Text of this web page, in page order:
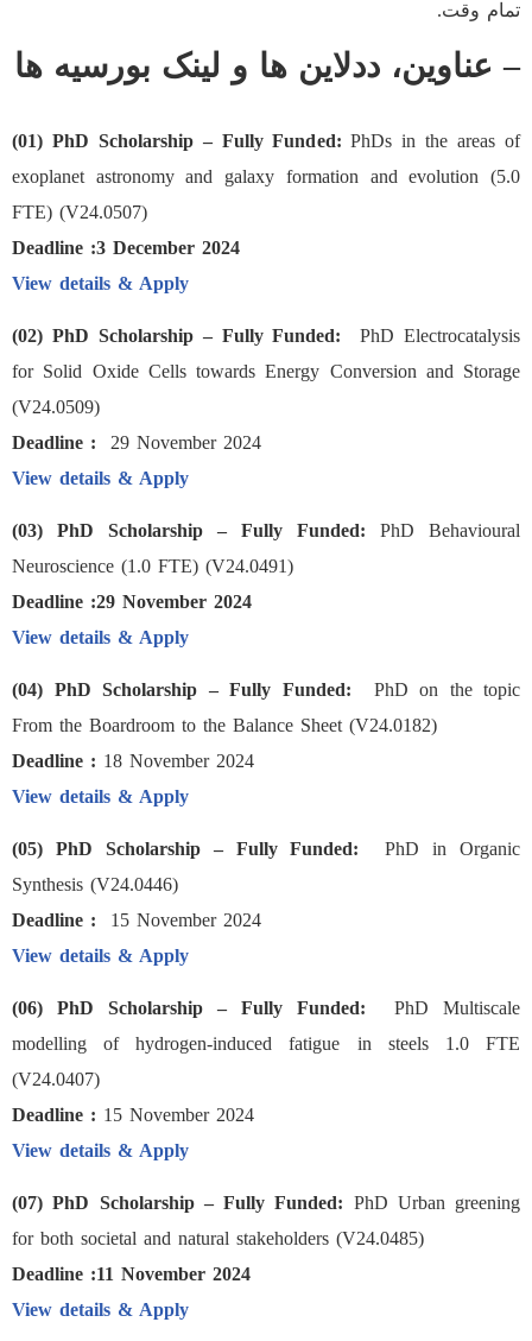
تمام وقت.
– عناوین، ددلاین ها و لینک بورسیه ها
(01) PhD Scholarship – Fully Funded: PhDs in the areas of
exoplanet astronomy and galaxy formation and evolution (5.0
FTE) (V24.0507)
Deadline :3 December 2024
View details & Apply
(02) PhD Scholarship – Fully Funded: PhD Electrocatalysis
for Solid Oxide Cells towards Energy Conversion and Storage
(V24.0509)
Deadline : 29 November 2024
View details & Apply
(03) PhD Scholarship – Fully Funded: PhD Behavioural
Neuroscience (1.0 FTE) (V24.0491)
Deadline :29 November 2024
View details & Apply
(04) PhD Scholarship – Fully Funded: PhD on the topic
From the Boardroom to the Balance Sheet (V24.0182)
Deadline : 18 November 2024
View details & Apply
(05) PhD Scholarship – Fully Funded: PhD in Organic
Synthesis (V24.0446)
Deadline : 15 November 2024
View details & Apply
(06) PhD Scholarship – Fully Funded: PhD Multiscale
modelling of hydrogen-induced fatigue in steels 1.0 FTE
(V24.0407)
Deadline : 15 November 2024
View details & Apply
(07) PhD Scholarship – Fully Funded: PhD Urban greening
for both societal and natural stakeholders (V24.0485)
Deadline :11 November 2024
View details & Apply